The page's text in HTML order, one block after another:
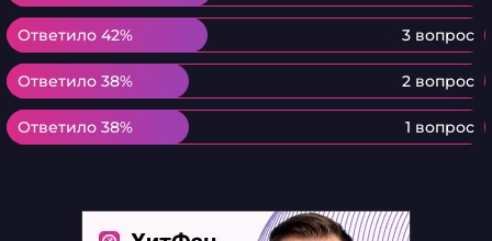
Ответило 42% 3 вопрос
Ответило 42%
Ответило 38% 2 вопрос
Ответило 38%
Ответило 38% 1 вопрос
Ответило 38%